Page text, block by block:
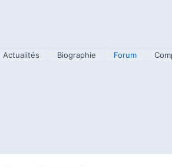
Actualités Biographie Forum